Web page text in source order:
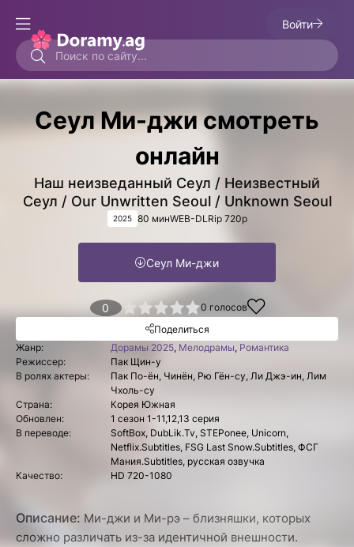
Войти
Сеул Ми-джи смотреть
онлайн
Наш неизведанный Сеул / Неизвестный
Сеул / Our Unwritten Seoul / Unknown Seoul
2025 80 минWEB-DLRip 720p
Сеул Ми-джи
0
4 5 0 голосов
Поделиться
Жанр:
Дорамы 2025, Мелодрамы, Романтика
Режиссер:
Пак Щин-у
В ролях актеры:
Пак По-ён, Чинён, Рю Гён-су, Ли Джэ-ин, Лим
Чхоль-су
Страна:
Корея Южная
Обновлен:
1 сезон 1-11,12,13 серия
В переводе:
SoftBox, DubLik.Tv, STEPonee, Unicorn,
Netflix.Subtitles, FSG Last Snow.Subtitles, ФСГ
Мания.Subtitles, русская озвучка
Качество:
HD 720-1080
Описание: Ми-джи и Ми-рэ – близняшки, которых
сложно различать из-за идентичной внешности.